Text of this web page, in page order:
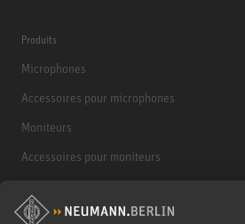
Produits
Microphones
Accessoires pour microphones
Moniteurs
Accessoires pour moniteurs
Produits historiques